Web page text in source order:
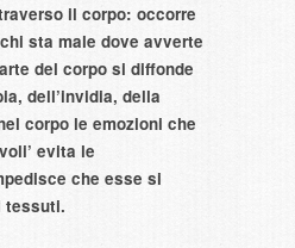
il corpo: occorre
sta male dove avverte
del corpo si diffonde
dell’invidia, della
corpo le emozioni che
evita le
che esse si
tessuti.